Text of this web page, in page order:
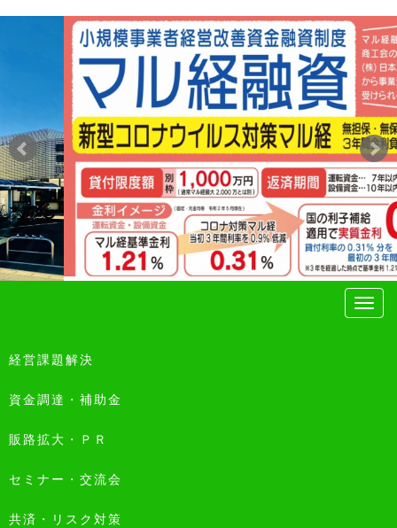
経営課題解決
資金調達・補助金
販路拡大・ＰＲ
セミナー・交流会
共済・リスク対策